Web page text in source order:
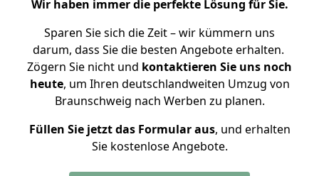
Wir haben immer die perfekte Lösung für Sie.
Sparen Sie sich die Zeit – wir kümmern uns
darum, dass Sie die besten Angebote erhalten.
Zögern Sie nicht und kontaktieren Sie uns noch
heute, um Ihren deutschlandweiten Umzug von
Braunschweig nach Werben zu planen.
Füllen Sie jetzt das Formular aus, und erhalten
Sie kostenlose Angebote.